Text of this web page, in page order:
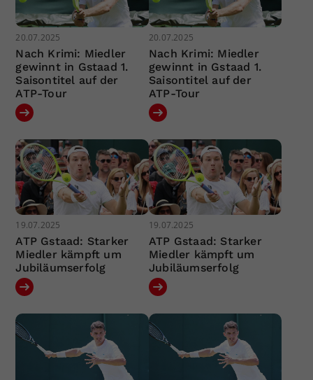
20.07.2025
Nach Krimi: Miedler
gewinnt in Gstaad 1.
Saisontitel auf der
ATP-Tour
20.07.2025
Nach Krimi: Miedler
gewinnt in Gstaad 1.
Saisontitel auf der
ATP-Tour
19.07.2025
ATP Gstaad: Starker
Miedler kämpft um
Jubiläumserfolg
19.07.2025
ATP Gstaad: Starker
Miedler kämpft um
Jubiläumserfolg